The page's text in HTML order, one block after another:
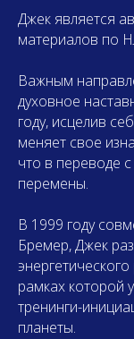
Джек является
материалов по
Важным
духовное
году, исцелив
меняет свое
что в переводе
перемены.
В 1999 году
Бремер, Джек
рамках которой
тренинги-
планеты.